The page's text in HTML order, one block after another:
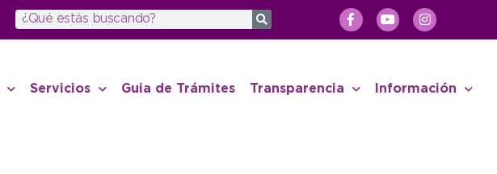
Servicios Guia de Trámites Transparencia Información